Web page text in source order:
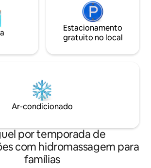
Estacionamento
gratuito no local
Ar-condicionado
por temporada de
com hidromassagem para
famílias